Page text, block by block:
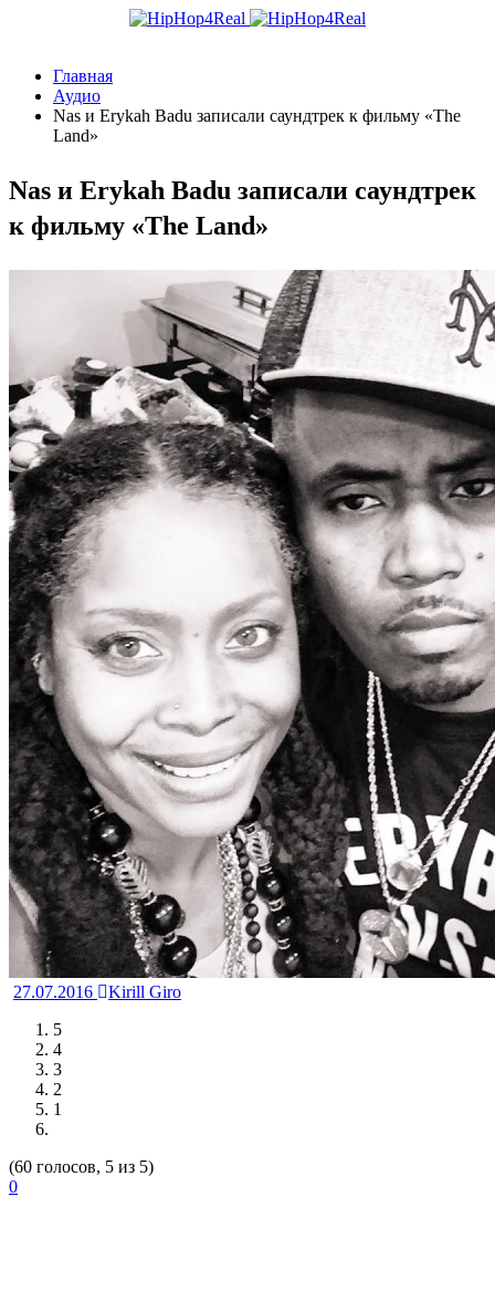
Главная
Аудио
Nas и Erykah Badu записали саундтрек к фильму «The
Land»
Nas и Erykah Badu записали саундтрек
к фильму «The Land»
27.07.2016
Kirill Giro
5
4
3
2
1
(60 голосов, 5 из 5)
0